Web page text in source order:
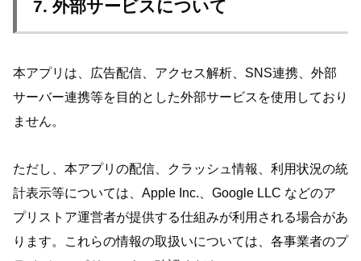
7. 外部サービスについて
本アプリは、広告配信、アクセス解析、SNS連携、外部
サーバー連携等を目的とした外部サービスを使用しており
ません。
ただし、本アプリの配信、クラッシュ情報、利用状況の統
計表示等については、Apple Inc.、Google LLC などのア
プリストア運営者が提供する仕組みが利用される場合があ
ります。これらの情報の取扱いについては、各事業者のプ